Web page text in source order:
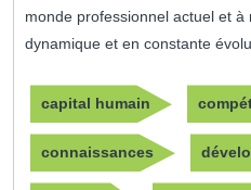
monde professionnel actuel et
dynamique et en constante
capital humain
connaissances